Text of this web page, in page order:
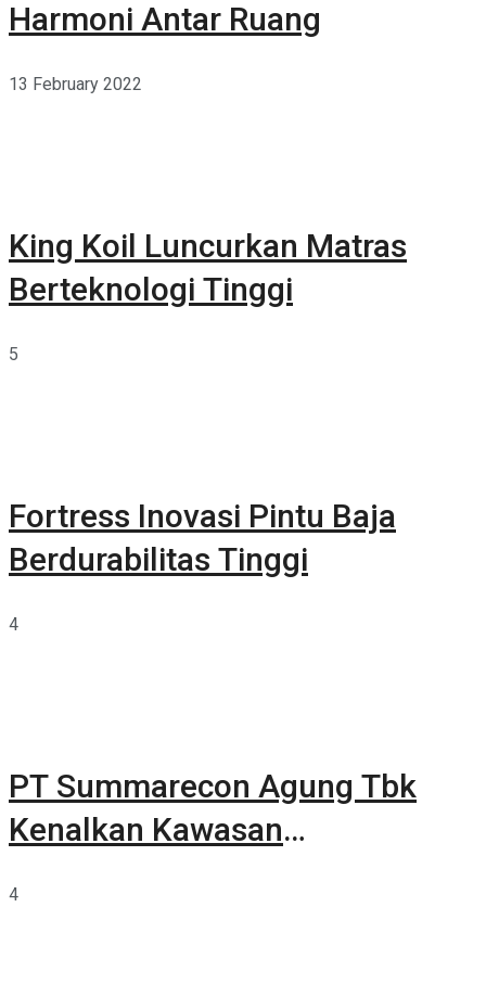
Harmoni Antar Ruang
13 February 2022
King Koil Luncurkan Matras
Berteknologi Tinggi
5
Fortress Inovasi Pintu Baja
Berdurabilitas Tinggi
4
PT Summarecon Agung Tbk
Kenalkan Kawasan
4